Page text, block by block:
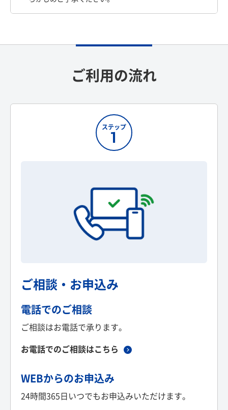
ご利用の流れ
ステップ
1
ご相談・お申込み
電話でのご相談
ご相談はお電話で承ります。
お電話でのご相談はこちら
WEBからのお申込み
24時間365日いつでもお申込みいただけます。